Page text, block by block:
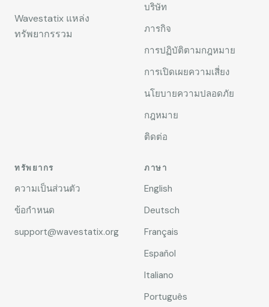
Wavestatix แหล่ง
ทรัพยากรรวม
บริษัท
ภารกิจ
การปฏิบัติตามกฎหมาย
การเปิดเผยความเสี่ยง
นโยบายความปลอดภัย
กฎหมาย
ติดต่อ
ทรัพยากร
ความเป็นส่วนตัว
ข้อกำหนด
support@wavestatix.org
ภาษา
English
Deutsch
Français
Español
Italiano
Português